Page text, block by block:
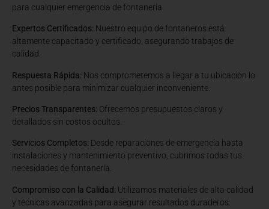
para cualquier emergencia de fontanería.
Expertos Certificados: Nuestro equipo de fontaneros está
altamente capacitado y certificado, asegurando trabajos de
calidad.
Respuesta Rápida: Nos comprometemos a llegar a tu ubicación lo
antes posible para minimizar cualquier inconveniente.
Precios Transparentes: Ofrecemos presupuestos claros y
detallados sin costos ocultos.
Servicios Completos: Desde reparaciones de emergencia hasta
instalaciones y mantenimiento preventivo, cubrimos todas tus
necesidades de fontanería.
Compromiso con la Calidad: Utilizamos materiales de alta calidad
y técnicas avanzadas para asegurar resultados duraderos.